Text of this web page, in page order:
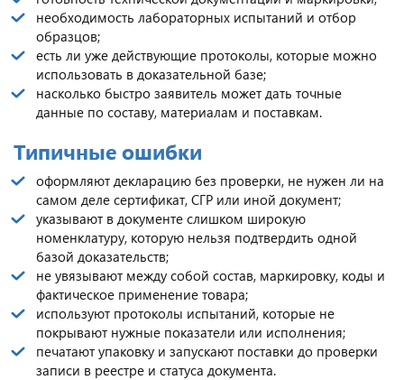
необходимость лабораторных испытаний и отбор
образцов;
есть ли уже действующие протоколы, которые можно
использовать в доказательной базе;
насколько быстро заявитель может дать точные
данные по составу, материалам и поставкам.
Типичные ошибки
оформляют декларацию без проверки, не нужен ли на
самом деле сертификат, СГР или иной документ;
указывают в документе слишком широкую
номенклатуру, которую нельзя подтвердить одной
базой доказательств;
не увязывают между собой состав, маркировку, коды и
фактическое применение товара;
используют протоколы испытаний, которые не
покрывают нужные показатели или исполнения;
печатают упаковку и запускают поставки до проверки
записи в реестре и статуса документа.